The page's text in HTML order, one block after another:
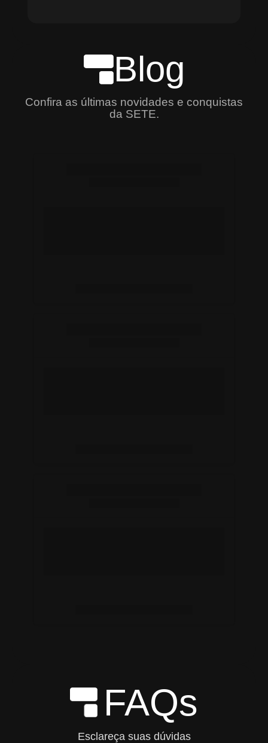
Blog
Confira as últimas novidades e conquistas
da SETE.
FAQs
Esclareça suas dúvidas